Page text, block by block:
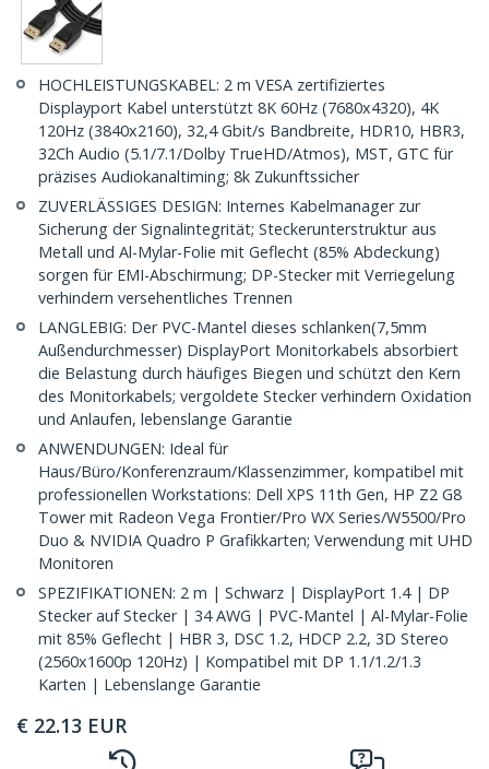
HOCHLEISTUNGSKABEL: 2 m VESA zertifiziertes
Displayport Kabel unterstützt 8K 60Hz (7680x4320), 4K
120Hz (3840x2160), 32,4 Gbit/s Bandbreite, HDR10, HBR3,
32Ch Audio (5.1/7.1/Dolby TrueHD/Atmos), MST, GTC für
präzises Audiokanaltiming; 8k Zukunftssicher
ZUVERLÄSSIGES DESIGN: Internes Kabelmanager zur
Sicherung der Signalintegrität; Steckerunterstruktur aus
Metall und Al-Mylar-Folie mit Geflecht (85% Abdeckung)
sorgen für EMI-Abschirmung; DP-Stecker mit Verriegelung
verhindern versehentliches Trennen
LANGLEBIG: Der PVC-Mantel dieses schlanken(7,5mm
Außendurchmesser) DisplayPort Monitorkabels absorbiert
die Belastung durch häufiges Biegen und schützt den Kern
des Monitorkabels; vergoldete Stecker verhindern Oxidation
und Anlaufen, lebenslange Garantie
ANWENDUNGEN: Ideal für
Haus/Büro/Konferenzraum/Klassenzimmer, kompatibel mit
professionellen Workstations: Dell XPS 11th Gen, HP Z2 G8
Tower mit Radeon Vega Frontier/Pro WX Series/W5500/Pro
Duo & NVIDIA Quadro P Grafikkarten; Verwendung mit UHD
Monitoren
SPEZIFIKATIONEN: 2 m | Schwarz | DisplayPort 1.4 | DP
Stecker auf Stecker | 34 AWG | PVC-Mantel | Al-Mylar-Folie
mit 85% Geflecht | HBR 3, DSC 1.2, HDCP 2.2, 3D Stereo
(2560x1600p 120Hz) | Kompatibel mit DP 1.1/1.2/1.3
Karten | Lebenslange Garantie
€ 22.13 EUR